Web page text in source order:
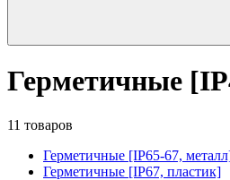
Герметичные
11 товаров
Герметичные [IP65-67,
Герметичные [IP67, пластик]